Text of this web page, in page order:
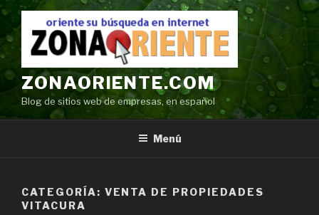
Ir
contenido
ZONAORIENTE.COM
Blog de sitios web de empresas, en español
Menú
CATEGORÍA: VENTA DE PROPIEDADES
VITACURA